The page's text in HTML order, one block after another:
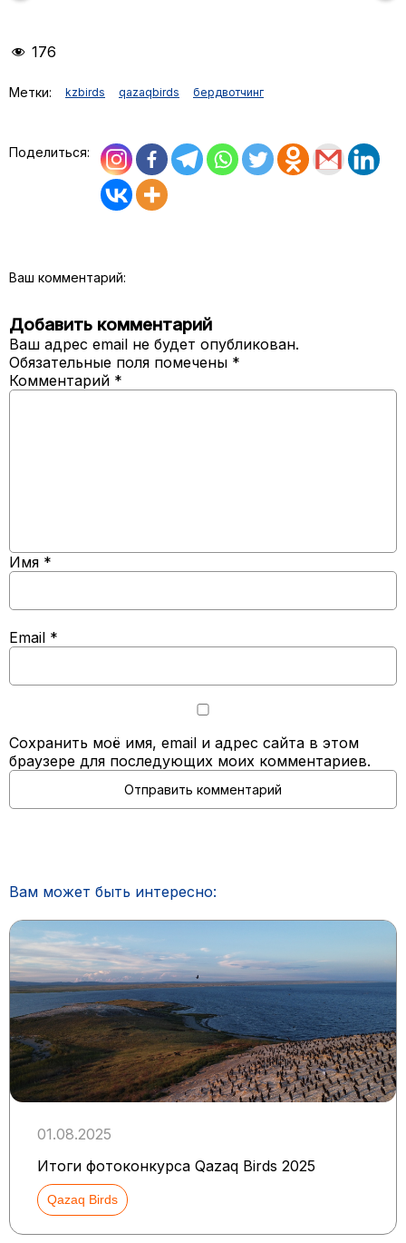
176
Метки: kzbirds qazaqbirds бердвотчинг
Поделиться:
Ваш комментарий:
Добавить комментарий
Ваш адрес email не будет опубликован.
Обязательные поля помечены *
Комментарий *
Имя *
Email *
Сохранить моё имя, email и адрес сайта в этом
браузере для последующих моих комментариев.
Вам может быть интересно:
01.08.2025
Итоги фотоконкурса Qazaq Birds 2025
Qazaq Birds